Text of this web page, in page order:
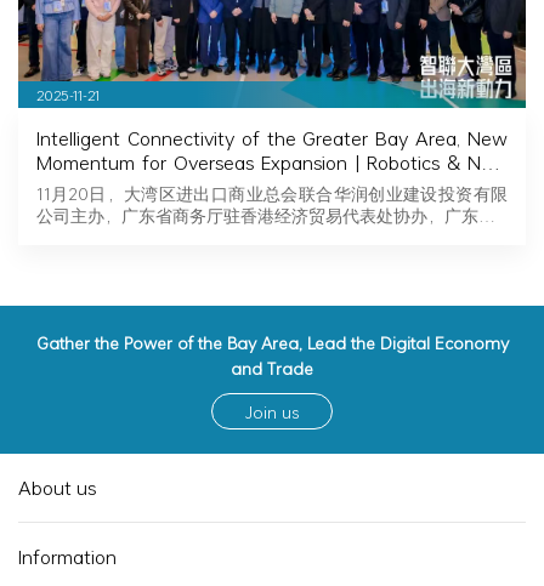
2025-11-21
Intelligent Connectivity of the Greater Bay Area, New
Momentum for Overseas Expansion | Robotics & New
Energy Industry Exchange and Roadshow Successfully
Held in Hong Kong
11月20日，大湾区进出口商业总会联合华润创业建设投资有限
公司主办，广东省商务厅驻香港经济贸易代表处协办，广东…
Gather the Power of the Bay Area, Lead the Digital Economy
and Trade
Join us
About us
Information